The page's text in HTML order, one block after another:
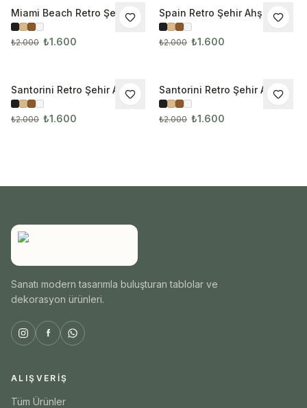
İNDIRIM
Miami Beach Retro Şehir
Ahşap Çerçeveli Tablo
₺2.000 ₺1.600
İNDIRIM
Spain Retro Şehir Ahşap
Çerçeveli Tablo 1028
₺2.000 ₺1.600
İNDIRIM
Santorini Retro Şehir Ahşap
Çerçeveli Tablo 1029
₺2.000 ₺1.600
İNDIRIM
Santorini Retro Şehir Ahşap
Çerçeveli Tablo 1030
₺2.000 ₺1.600
Sanatı modern tasarımla buluşturan tablolar ve
dekorasyon ürünleri.
ALIŞVERIŞ
Tüm Ürünler